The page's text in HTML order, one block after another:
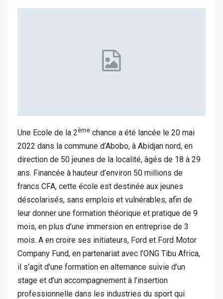
Une Ecole de la 2ème chance a été lancée le 20 mai
2022 dans la commune d’Abobo, à Abidjan nord, en
direction de 50 jeunes de la localité, âgés de 18 à 29
ans. Financée à hauteur d’environ 50 millions de
francs CFA, cette école est destinée aux jeunes
déscolarisés, sans emplois et vulnérables, afin de
leur donner une formation théorique et pratique de 9
mois, en plus d’une immersion en entreprise de 3
mois. A en croire ses initiateurs, Ford et Ford Motor
Company Fund, en partenariat avec l’ONG Tibu Africa,
il s’agit d’une formation en alternance suivie d’un
stage et d’un accompagnement à l’insertion
professionnelle dans les industries du sport qui